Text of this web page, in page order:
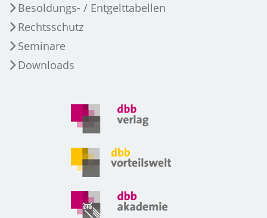
Besoldungs- / Entgelttabellen
Rechtsschutz
Seminare
Downloads